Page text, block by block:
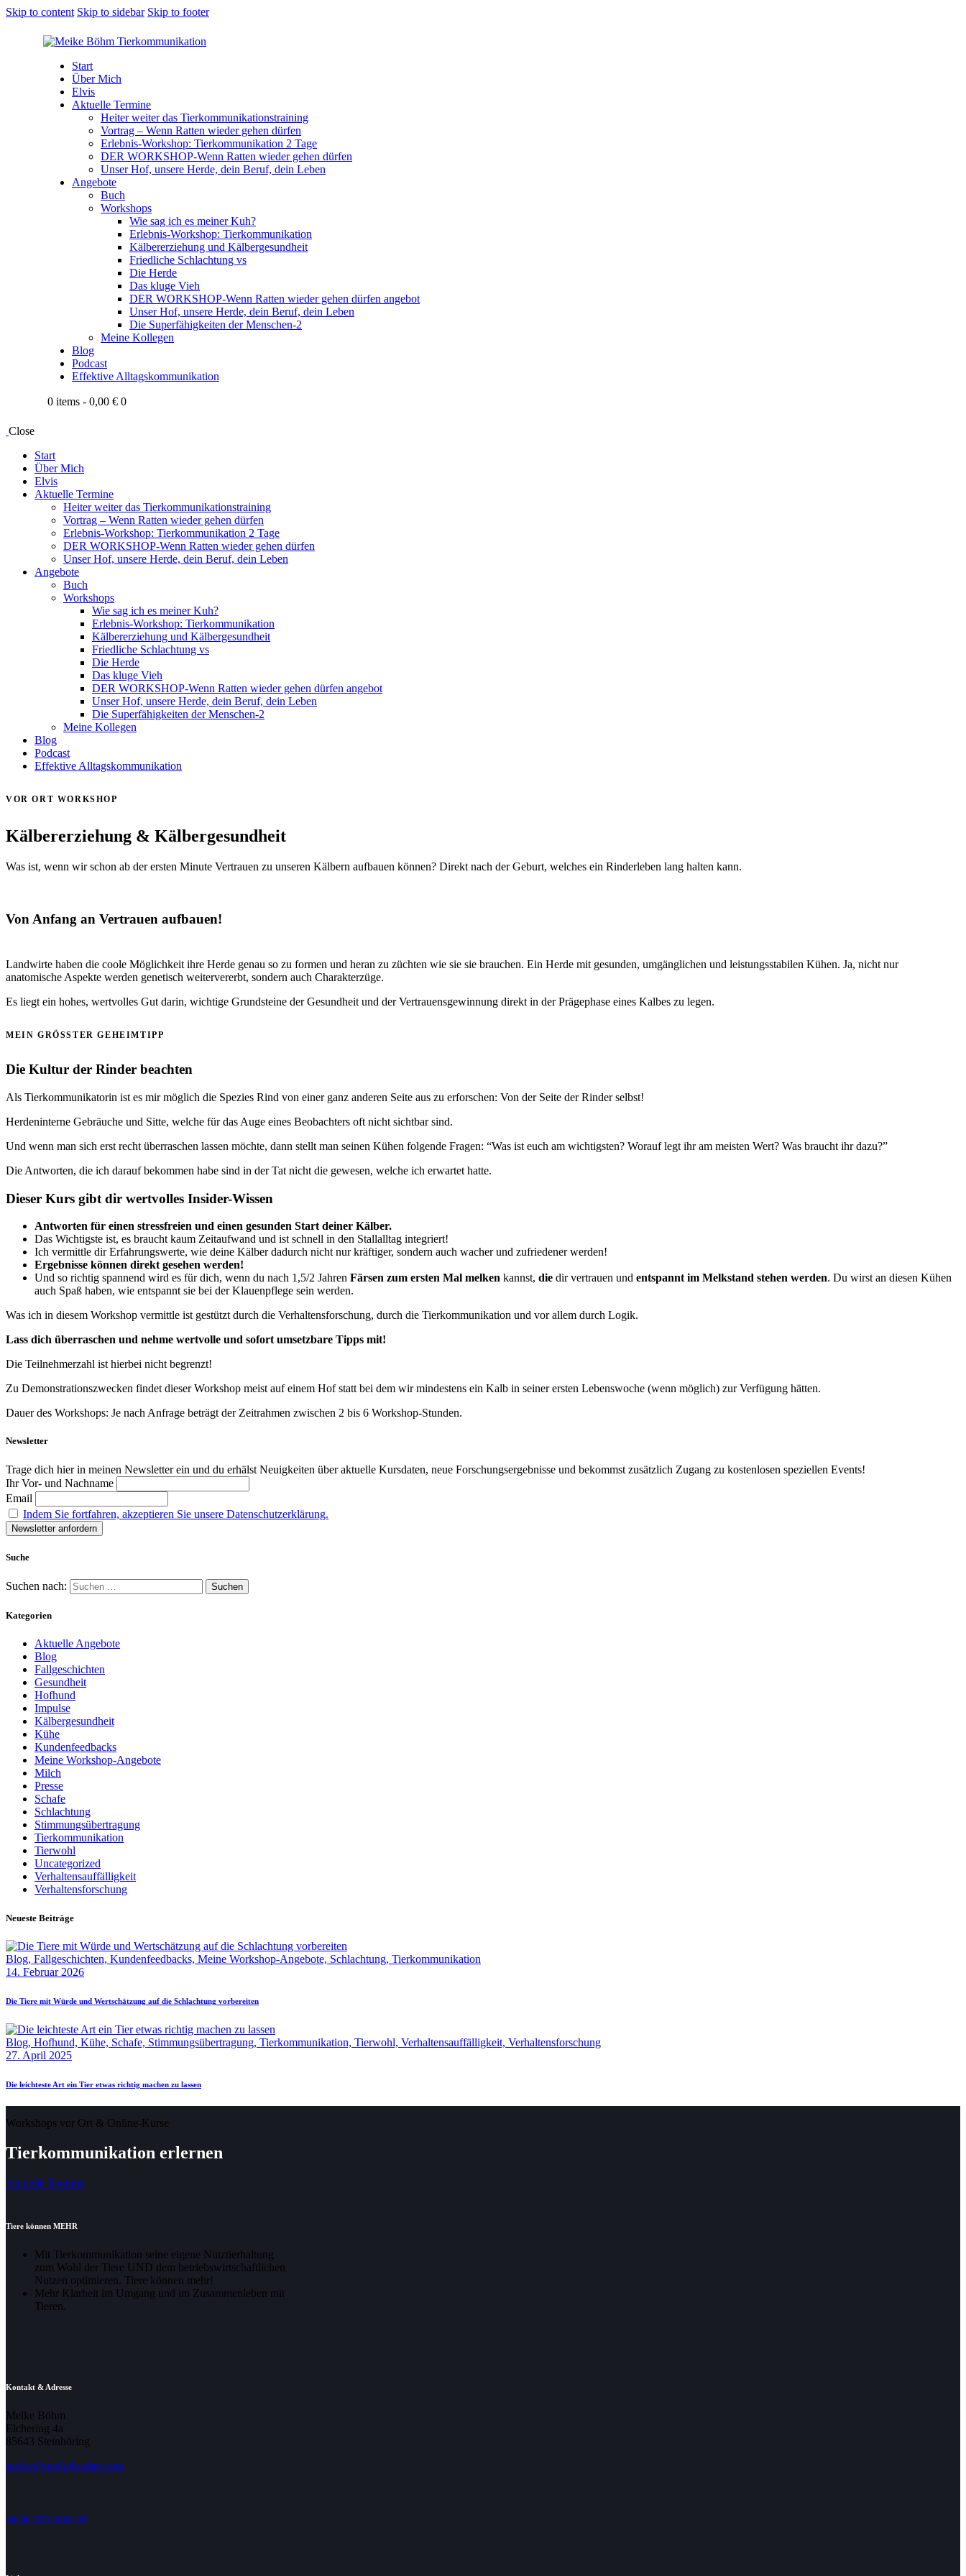
Skip to content Skip to sidebar Skip to footer
Start
Über Mich
Elvis
Aktuelle Termine
Heiter weiter das Tierkommunikationstraining
Vortrag – Wenn Ratten wieder gehen dürfen
Erlebnis-Workshop: Tierkommunikation 2 Tage
DER WORKSHOP-Wenn Ratten wieder gehen dürfen
Unser Hof, unsere Herde, dein Beruf, dein Leben
Angebote
Buch
Workshops
Wie sag ich es meiner Kuh?
Erlebnis-Workshop: Tierkommunikation
Kälbererziehung und Kälbergesundheit
Friedliche Schlachtung vs
Die Herde
Das kluge Vieh
DER WORKSHOP-Wenn Ratten wieder gehen dürfen angebot
Unser Hof, unsere Herde, dein Beruf, dein Leben
Die Superfähigkeiten der Menschen-2
Meine Kollegen
Blog
Podcast
Effektive Alltagskommunikation
0 items - 0,00 € 0
Close
Start
Über Mich
Elvis
Aktuelle Termine
Heiter weiter das Tierkommunikationstraining
Vortrag – Wenn Ratten wieder gehen dürfen
Erlebnis-Workshop: Tierkommunikation 2 Tage
DER WORKSHOP-Wenn Ratten wieder gehen dürfen
Unser Hof, unsere Herde, dein Beruf, dein Leben
Angebote
Buch
Workshops
Wie sag ich es meiner Kuh?
Erlebnis-Workshop: Tierkommunikation
Kälbererziehung und Kälbergesundheit
Friedliche Schlachtung vs
Die Herde
Das kluge Vieh
DER WORKSHOP-Wenn Ratten wieder gehen dürfen angebot
Unser Hof, unsere Herde, dein Beruf, dein Leben
Die Superfähigkeiten der Menschen-2
Meine Kollegen
Blog
Podcast
Effektive Alltagskommunikation
VOR ORT WORKSHOP
Kälbererziehung & Kälbergesundheit
Was ist, wenn wir schon ab der ersten Minute Vertrauen zu unseren Kälbern aufbauen können? Direkt nach der Geburt, welches ein Rinderleben lang halten kann.
Von Anfang an Vertrauen aufbauen!
Landwirte haben die coole Möglichkeit ihre Herde genau so zu formen und heran zu züchten wie sie sie brauchen. Ein Herde mit gesunden, umgänglichen und leistungsstabilen Kühen. Ja, nicht nur
anatomische Aspekte werden genetisch weitervererbt, sondern auch Charakterzüge.
Es liegt ein hohes, wertvolles Gut darin, wichtige Grundsteine der Gesundheit und der Vertrauensgewinnung direkt in der Prägephase eines Kalbes zu legen.
MEIN GRÖSSTER GEHEIMTIPP
Die Kultur der Rinder beachten
Als Tierkommunikatorin ist es mir möglich die Spezies Rind von einer ganz anderen Seite aus zu erforschen: Von der Seite der Rinder selbst!
Herdeninterne Gebräuche und Sitte, welche für das Auge eines Beobachters oft nicht sichtbar sind.
Und wenn man sich erst recht überraschen lassen möchte, dann stellt man seinen Kühen folgende Fragen: “Was ist euch am wichtigsten? Worauf legt ihr am meisten Wert? Was braucht ihr dazu?”
Die Antworten, die ich darauf bekommen habe sind in der Tat nicht die gewesen, welche ich erwartet hatte.
Dieser Kurs gibt dir wertvolles Insider-Wissen
Antworten für einen stressfreien und einen gesunden Start deiner Kälber.
Das Wichtigste ist, es braucht kaum Zeitaufwand und ist schnell in den Stallalltag integriert!
Ich vermittle dir Erfahrungswerte, wie deine Kälber dadurch nicht nur kräftiger, sondern auch wacher und zufriedener werden!
Ergebnisse können direkt gesehen werden!
Und so richtig spannend wird es für dich, wenn du nach 1,5/2 Jahren Färsen zum ersten Mal melken kannst, die dir vertrauen und entspannt im Melkstand stehen werden. Du wirst an diesen Kühen
auch Spaß haben, wie entspannt sie bei der Klauenpflege sein werden.
Was ich in diesem Workshop vermittle ist gestützt durch die Verhaltensforschung, durch die Tierkommunikation und vor allem durch Logik.
Lass dich überraschen und nehme wertvolle und sofort umsetzbare Tipps mit!
Die Teilnehmerzahl ist hierbei nicht begrenzt!
Zu Demonstrationszwecken findet dieser Workshop meist auf einem Hof statt bei dem wir mindestens ein Kalb in seiner ersten Lebenswoche (wenn möglich) zur Verfügung hätten.
Dauer des Workshops: Je nach Anfrage beträgt der Zeitrahmen zwischen 2 bis 6 Workshop-Stunden.
Newsletter
Trage dich hier in meinen Newsletter ein und du erhälst Neuigkeiten über aktuelle Kursdaten, neue Forschungsergebnisse und bekommst zusätzlich Zugang zu kostenlosen speziellen Events!
Ihr Vor- und Nachname
Email
Indem Sie fortfahren, akzeptieren Sie unsere Datenschutzerklärung.
Suche
Suchen nach:
Kategorien
Aktuelle Angebote
Blog
Fallgeschichten
Gesundheit
Hofhund
Impulse
Kälbergesundheit
Kühe
Kundenfeedbacks
Meine Workshop-Angebote
Milch
Presse
Schafe
Schlachtung
Stimmungsübertragung
Tierkommunikation
Tierwohl
Uncategorized
Verhaltensauffälligkeit
Verhaltensforschung
Neueste Beiträge
Blog, Fallgeschichten, Kundenfeedbacks, Meine Workshop-Angebote, Schlachtung, Tierkommunikation
14. Februar 2026
Die Tiere mit Würde und Wertschätzung auf die Schlachtung vorbereiten
Blog, Hofhund, Kühe, Schafe, Stimmungsübertragung, Tierkommunikation, Tierwohl, Verhaltensauffälligkeit, Verhaltensforschung
27. April 2025
Die leichteste Art ein Tier etwas richtig machen zu lassen
Workshops vor Ort & Online-Kurse
Tierkommunikation erlernen
Aktuelle Termine
Tiere können MEHR
Mit Tierkommunikation seine eigene Nutztierhaltung
zum Wohl der Tiere UND dem betriebswirtschaftlichen
Nutzen optimieren. Tiere können mehr!
Mehr Klarheit im Umgang und im Zusammenleben mit
Tieren.
Kontakt & Adresse
Meike Böhm
Elchering 4a
85643 Steinhöring
meike@meikeboehm.com
+49 (0) 1577-33 83 567